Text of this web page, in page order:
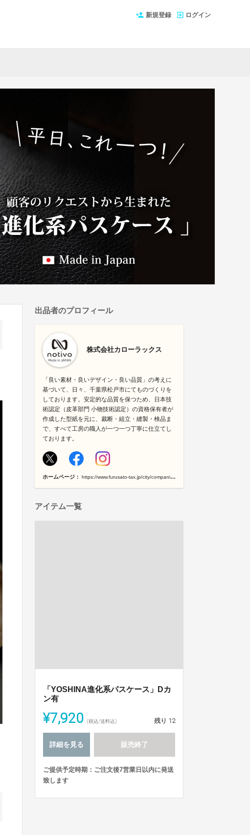
新規登録 ログイン
出品者のプロフィール
株式会社カローラックス
「良い素材・良いデザイン・良い品質」の考えに
基づいて、日々、千葉県松戸市にてものづくりを
しております。安定的な品質を保つため、日本技
術認定（皮革部門 小物技術認定）の資格保有者が
作成した型紙を元に、裁断・組立・縫製・検品ま
で、すべて工房の職人が一つ一つ丁寧に仕立てし
ております。
ホームページ： https://www.furusato-tax.jp/city/companies/12207/28480
アイテム一覧
「YOSHINA進化系パスケース」Dカ
ン有
¥7,920 (税込/送料込) 残り 12
詳細を見る 販売終了
ご提供予定時期：ご注文後7営業日以内に発送
致します